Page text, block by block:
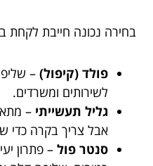
בחירה נכונה חייבת לקחת
פולד (קיפול) –
לשירותים ומשרדים.
גליל תעשייתי –
אבל צריך בקרה כדי
סנטר פול – פתרון